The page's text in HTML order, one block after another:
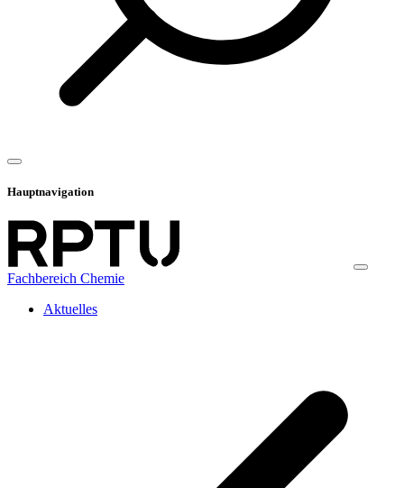
Hauptnavigation
Fachbereich Chemie
Aktuelles